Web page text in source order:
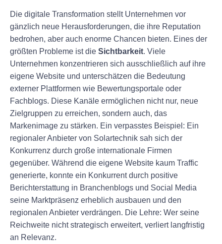
Die digitale Transformation stellt Unternehmen vor
gänzlich neue Herausforderungen, die ihre Reputation
bedrohen, aber auch enorme Chancen bieten. Eines der
größten Probleme ist die Sichtbarkeit. Viele
Unternehmen konzentrieren sich ausschließlich auf ihre
eigene Website und unterschätzen die Bedeutung
externer Plattformen wie Bewertungsportale oder
Fachblogs. Diese Kanäle ermöglichen nicht nur, neue
Zielgruppen zu erreichen, sondern auch, das
Markenimage zu stärken. Ein verpasstes Beispiel: Ein
regionaler Anbieter von Solartechnik sah sich der
Konkurrenz durch große internationale Firmen
gegenüber. Während die eigene Website kaum Traffic
generierte, konnte ein Konkurrent durch positive
Berichterstattung in Branchenblogs und Social Media
seine Marktpräsenz erheblich ausbauen und den
regionalen Anbieter verdrängen. Die Lehre: Wer seine
Reichweite nicht strategisch erweitert, verliert langfristig
an Relevanz.